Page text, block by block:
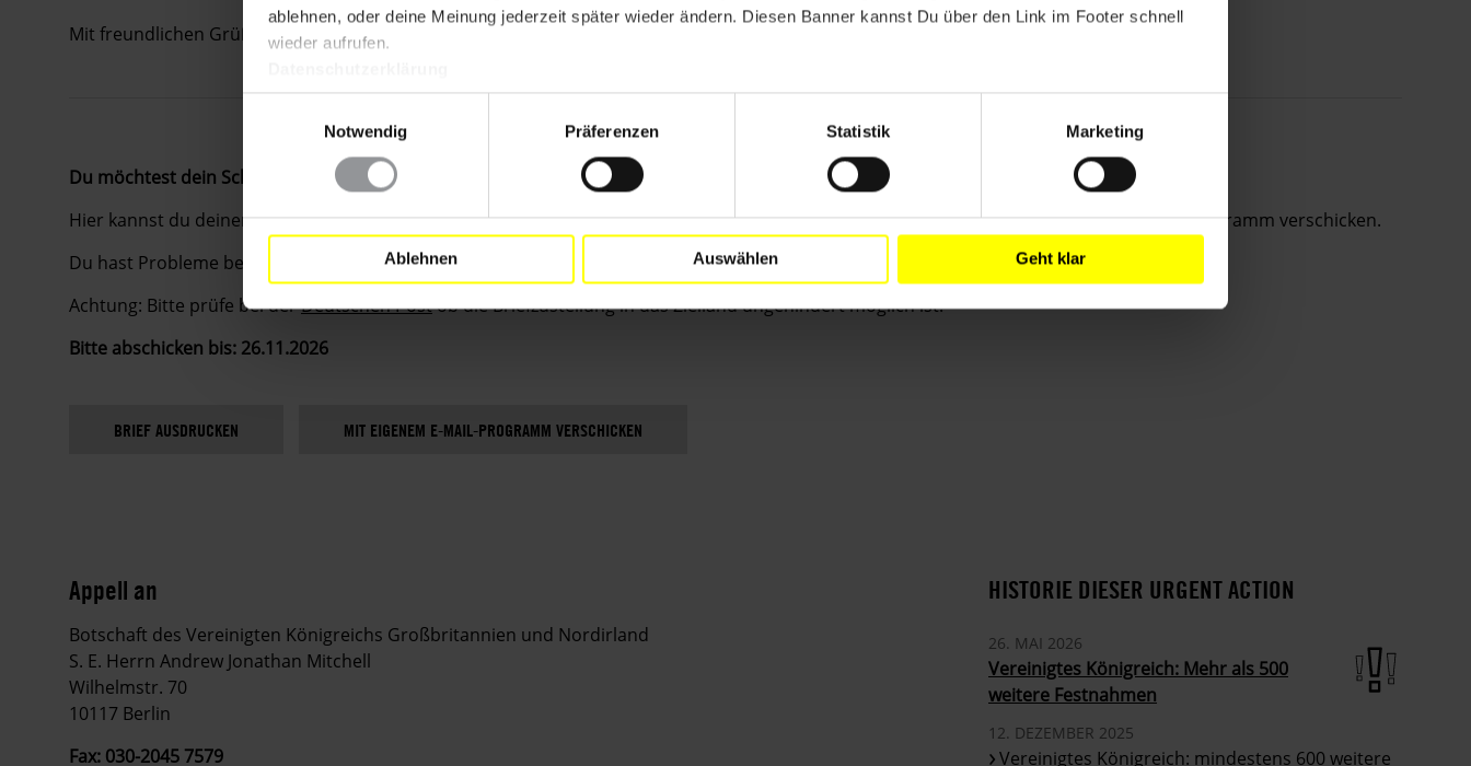
ablehnen, oder deine Meinung jederzeit später wieder ändern. Diesen Banner kannst Du über den Link im Footer schnell
wieder aufrufen.
Notwendig
Präferenzen Statistik Marketing
Ablehnen Auswählen Geht klar
Mit freundlichen Grüßen
Du möchtest dein Schreiben lieber per Brief, Fax oder mit deinem eigenen E-Mail-Programm versenden?
Hier kannst du deinen Brief ausdrucken, um ihn per Post oder Fax an die Behörden zu senden, oder ihn direkt über dein eigenes E-Mail-Programm verschicken.
Du hast Probleme beim Ausdrucken des Briefes? Dann klicke bitte
Achtung: Bitte prüfe bei derDeutschen Postob die Briefzustellung in das Zielland ungehindert möglich ist.
Bitte abschicken bis: 26.11.2026
BRIEF AUSDRUCKEN MIT EIGENEM E-MAIL-PROGRAMM VERSCHICKEN
Appell an
Botschaft des Vereinigten Königreichs Großbritannien und Nordirland
S. E. Herrn Andrew Jonathan Mitchell
Wilhelmstr. 70
10117 Berlin
Fax: 030-2045 7579
HISTORIE DIESER URGENT ACTION
26. MAI 2026
Vereinigtes Königreich: Mehr als 500
weitere Festnahmen
12. DEZEMBER 2025
Vereinigtes Königreich: mindestens 600 weitere